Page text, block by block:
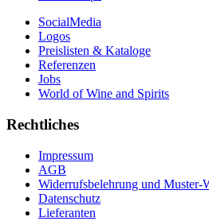
SocialMedia
Logos
Preislisten & Kataloge
Referenzen
Jobs
World of Wine and Spirits
Rechtliches
Impressum
AGB
Widerrufsbelehrung und Muster-
Datenschutz
Lieferanten